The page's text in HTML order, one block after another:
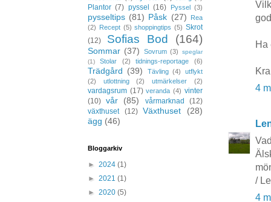
Ha
4
/
4
Plantor (7) pyssel (16) Pyssel (3)
pysseltips (81) Påsk (27)
Rea
(2) Recept (5) shoppingtips (5) Skrot
(12)
Sofias Bod (164)
Sommar (37) Sovrum (3)
speglar
(1)
Stolar (2) tidnings-reportage (6)
Trädgård (39) Tävling (4)
utflykt
(2)
utlottning (2) utmärkelser (2)
vardagsrum (17) veranda (4) vinter
(10) vår (85) vårmarknad
(12)
växthuset
(12) Växthuset
(28)
ägg (46)
Bloggarkiv
► 2024 (1)
► 2021 (1)
► 2020 (5)